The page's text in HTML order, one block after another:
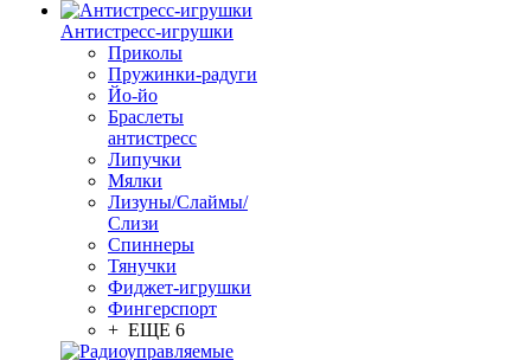
Антистресс-игрушки
Приколы
Пружинки-радуги
Йо-йо
Браслеты
антистресс
Липучки
Мялки
Лизуны/Слаймы/
Слизи
Спиннеры
Тянучки
Фиджет-игрушки
Фингерспорт
+ ЕЩЕ 6